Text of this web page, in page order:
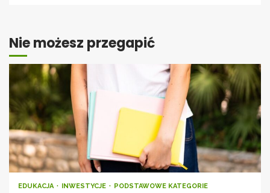
Nie możesz przegapić
EDUKACJA INWESTYCJE PODSTAWOWE KATEGORIE